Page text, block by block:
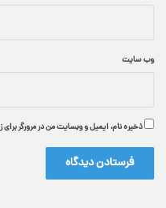
وب‌ سایت
ذخیره نام، ایمیل و وبسایت من در مرورگر